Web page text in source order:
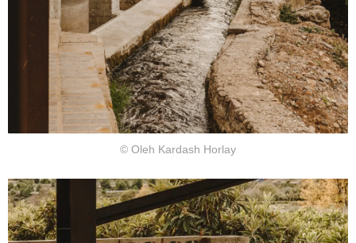
© Oleh Kardash Horlay